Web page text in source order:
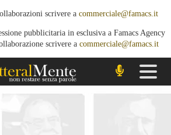
scrivere a commerciale@famacs.it
pubblicitaria in esclusiva a Famacs Agency
scrivere a commerciale@famacs.it